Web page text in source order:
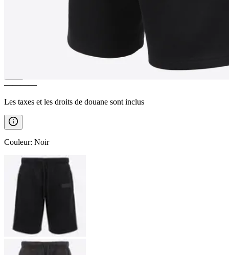
PATRIKSHRAUN
édition limitée
————
Les taxes et les droits de douane sont inclus
Couleur: Noir